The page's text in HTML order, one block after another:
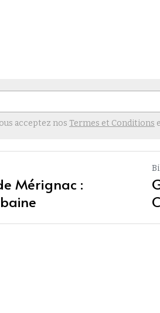
acceptez nos Termes et Conditions
Mérignac :